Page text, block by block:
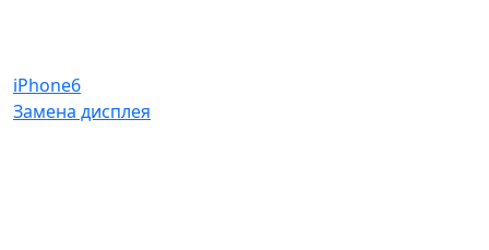
iPhone6
Замена дисплея